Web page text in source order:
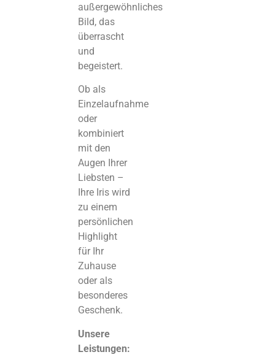
außergewöhnliches
Bild, das
überrascht
und
begeistert.
Ob als
Einzelaufnahme
oder
kombiniert
mit den
Augen Ihrer
Liebsten –
Ihre Iris wird
zu einem
persönlichen
Highlight
für Ihr
Zuhause
oder als
besonderes
Geschenk.
Unsere
Leistungen: